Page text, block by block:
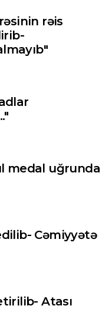
rəis
medal uğrunda
Cəmiyyətə
Atası